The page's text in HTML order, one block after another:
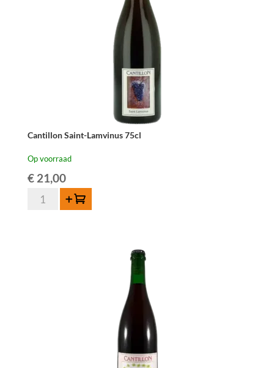
Cantillon Saint-Lamvinus 75cl
Op voorraad
€21,00
Cantillon
Toevoegen